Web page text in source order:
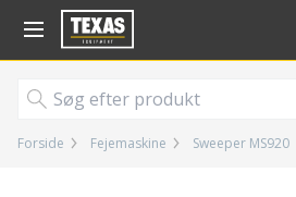
Gå til kurv (
Forside Fejemaskine Sweeper MS920